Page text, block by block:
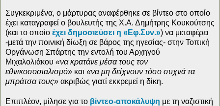
Συγκεκριμένα, ο μάρτυρας αναφέρθηκε σε βίντεο στο οποίο
έχει καταγραφεί ο βουλευτής της Χ.Α. Δημήτρης Κουκούτσης
(και το οποίο έχει δημοσιεύσει η «Εφ.Συν.») να μεταφέρει
-μετά την ποινική δίωξη σε βάρος της ηγεσίας- στην Τοπική
Οργάνωση Σπάρτης την εντολή του Αρχηγού
Μιχαλολιάκου «να κρατάνε μέσα τους τον
εθνικοσοσιαλισμό» και «να μη δείχνουν τόσο συχνά τα
μπράτσα τους» ακριβώς γιατί εκκρεμεί η δίκη.
Επιπλέον, μίλησε για το βίντεο-αποκάλυψη με τη ναζιστική